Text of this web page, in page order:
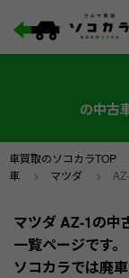
の中古
車買取のソコカラTOP
車 > マツダ >
マツダ AZ-1の中
一覧ページです。
ソコカラでは廃